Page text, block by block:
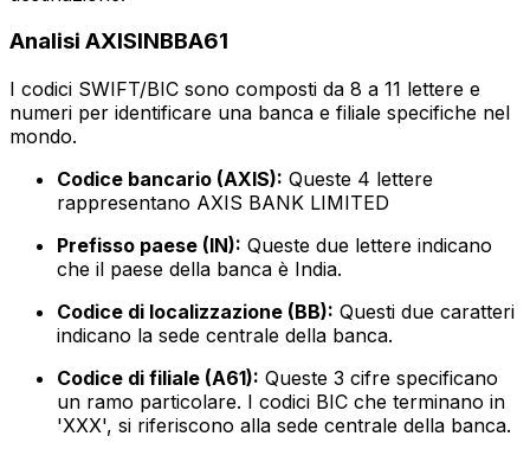
Analisi AXISINBBA61
I codici SWIFT/BIC sono composti da 8 a 11 lettere e
numeri per identificare una banca e filiale specifiche nel
mondo.
Codice bancario (AXIS): Queste 4 lettere
rappresentano AXIS BANK LIMITED
Prefisso paese (IN): Queste due lettere indicano
che il paese della banca è India.
Codice di localizzazione (BB): Questi due caratteri
indicano la sede centrale della banca.
Codice di filiale (A61): Queste 3 cifre specificano
un ramo particolare. I codici BIC che terminano in
'XXX', si riferiscono alla sede centrale della banca.